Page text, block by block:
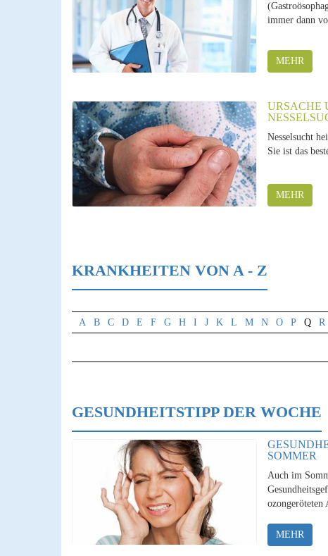
immer dann
MEHR
URSACHE
Nesselsucht
Sie ist das
MEHR
KRANKHEITEN VON A - Z
A B C D E F G H I J K L M N O P Q R
GESUNDHEITSTIPP DER WOCHE
SOMMER
Auch im
ozongeröteten
MEHR